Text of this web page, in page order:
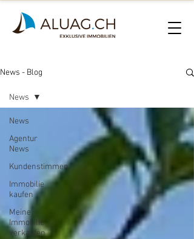
News - Blog
News
Agentur
News
Kundenstimmen
Immobilie
kaufen
Meine
Immobilie
verkaufen
News